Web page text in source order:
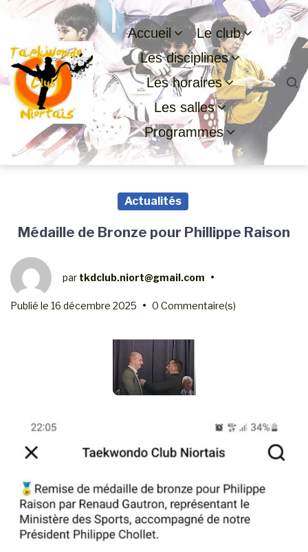
Passer
navigation
principale
Aller
contenu
Passer
pied
de
page
Accueil
Le club
Les disciplines
Les horaires
Les salles
Programmes
Actualités
Médaille de Bronze pour Phillippe Raison
par tkdclub.niort@gmail.com •
Publié le 16 décembre 2025 • 0 Commentaire(s)